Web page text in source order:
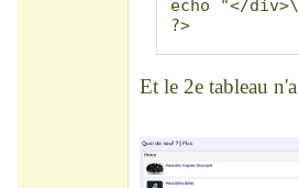
echo "</
?>
Et le 2e tableau